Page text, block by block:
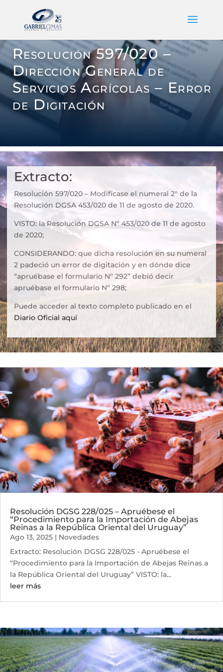
Resolución 597/020 –
Dirección General de
Servicios Agrícolas – Error
de Digitación
Extracto:
Resolución 597/020 – Modifícase el numeral 2° de la
Resolución DGSA 453/020 de 11 de agosto de 2020.
VISTO: la Resolución DGSA Nº 453/020 de 11 de agosto
de 2020;
CONSIDERANDO: que dicha resolución en su numeral
2 padeció un error de digitación y en dónde dice
“apruébase el formulario Nº 292” debió decir
apruébase el formulario Nº 298;
Puede acceder al texto completo publicado en el
Diario Oficial aquí
Resolución DGSG 228/025 – Apruébese el
“Procedimiento para la Importación de Abejas
Reinas a la República Oriental del Uruguay”
Ago 13, 2025 | Novedades
Extracto: Resolución DGSG 228/025 - Apruébese el
“Procedimiento para la Importación de Abejas Reinas a
la República Oriental del Uruguay” VISTO: la...
leer más